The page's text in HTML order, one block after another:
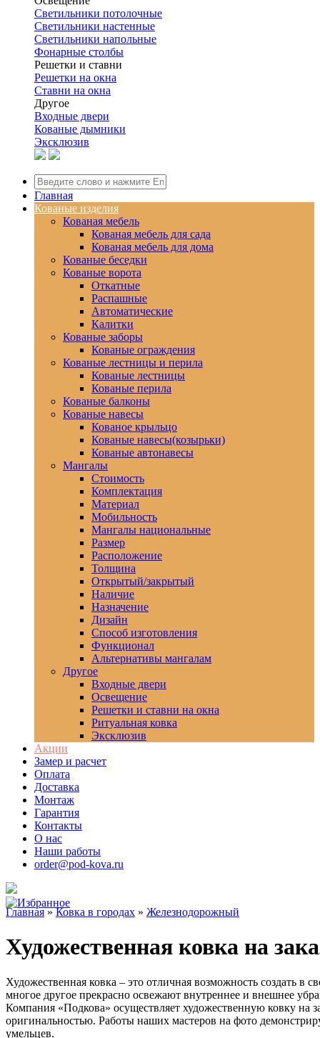
Светильники потолочные
Светильники настенные
Светильники напольные
Фонарные столбы
Решетки и ставни
Решетки на окна
Ставни на окна
Другое
Входные двери
Кованые дымники
Эксклюзив
Главная
Кованые изделия
Кованая мебель
Кованая мебель для сада
Кованая мебель для дома
Кованые беседки
Кованые ворота
Откатные
Распашные
Автоматические
Калитки
Кованые заборы
Кованые ограждения
Кованые лестницы и перила
Кованые лестницы
Кованые перила
Кованые балконы
Кованые навесы
Кованое крыльцо
Кованые навесы(козырьки)
Кованые автонавесы
Мангалы
Стоимость
Комплектация
Материал
Мобильность
Мангалы национальные
Размер
Расположение
Толщина
Открытый/закрытый
Наличие
Назначение
Дизайн
Способ изготовления
Функционал
Альтернативы мангалам
Другое
Входные двери
Освещение
Решетки и ставни на окна
Ритуальная ковка
Эксклюзив
Акции
Замер и расчет
Оплата
Доставка
Монтаж
Гарантия
Контакты
О нас
Наши работы
order@pod-kova.ru
Главная»Ковка в городах » Железнодорожный
Художественная ковка на
Художественная ковка – это отличная возможность создать
многое другое прекрасно освежают внутреннее и внешнее
Компания «Подкова» осуществляет художественную ковку на
оригинальностью. Работы наших мастеров на фото
умельцев.